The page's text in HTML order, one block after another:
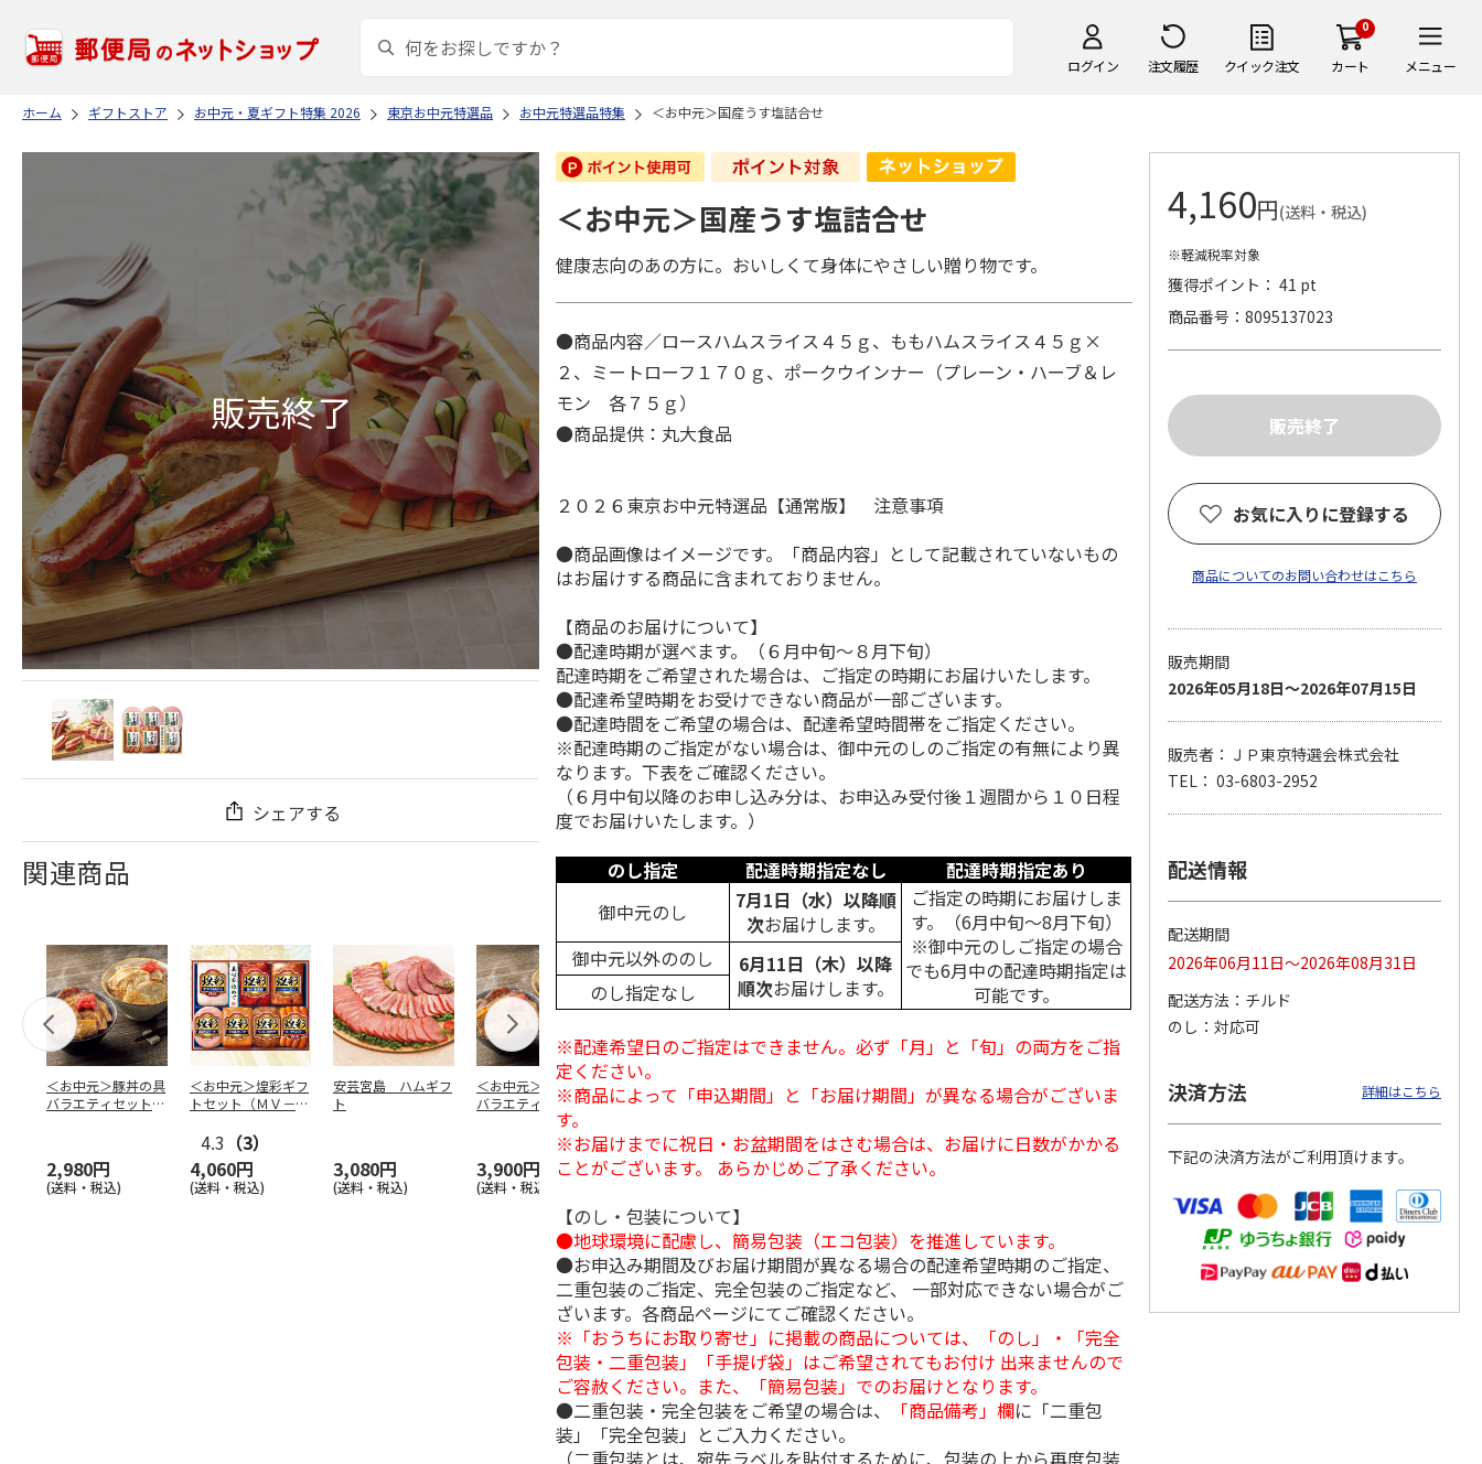
ログイン 注文履歴 クイック注文
0
カート メニュー
ホーム ギフトストア お中元・夏ギフト特集 2026 東京お中元特選品 お中元特選品特集 ＜お中元＞国産うす塩詰合せ
シェアする
関連商品
＜お中元＞豚丼の具
バラエティセット
2,980円
(送料・税込)
＜お中元＞煌彩ギフ
トセット（ＭＶ－５
4.3 （3）
4,060円
(送料・税込)
安芸宮島 ハムギフ
ト
3,080円
(送料・税込)
＜お中元＞豚丼の具
バラエティセット
3,900円
(送料・税込)
＜お中元＞【冷凍】
６種類のお肉ソムリ
5,980円
＜お中元＞やまがた
雪豚ロースみそ漬７
5.0（1）
3,780円
＜お中元＞モクモ
ク 原形ベーコンと
3,240円
【冷凍】北海道直送
北海道帯広の繁盛
＜お中元＞やまがた
雪豚ロースみそ漬７
０ｇ×５
3,240円
＜お中元＞＜帯広
豚丼一番＞特上豚丼
の具３種セット
4,980円
(送料・税込)
＜お中元＞国産うす塩詰合せ
健康志向のあの方に。おいしくて身体にやさしい贈り物です。
●商品内容／ロースハムスライス４５ｇ、ももハムスライス４５ｇ×
２、ミートローフ１７０ｇ、ポークウインナー（プレーン・ハーブ＆レ
モン 各７５ｇ）
●商品提供：丸大食品
２０２６東京お中元特選品【通常版】 注意事項
●商品画像はイメージです。「商品内容」として記載されていないもの
はお届けする商品に含まれておりません。
【商品のお届けについて】
●配達時期が選べます。（６月中旬～８月下旬）
配達時期をご希望された場合は、ご指定の時期にお届けいたします。
●配達希望時期をお受けできない商品が一部ございます。
●配達時間をご希望の場合は、配達希望時間帯をご指定ください。
※配達時期のご指定がない場合は、御中元のしのご指定の有無により異
なります。下表をご確認ください。
（６月中旬以降のお申し込み分は、お申込み受付後１週間から１０日程
度でお届けいたします。）
のし指定
配達時期指定なし
配達時期指定あり
御中元のし
7月1日（水）以降順
次お届けします。
ご指定の時期にお届けしま
す。（6月中旬～8月下旬）
※御中元のしご指定の場合
でも6月中の配達時期指定は
可能です。
御中元以外ののし
6月11日（木）以降
順次お届けします。
のし指定なし
※配達希望日のご指定はできません。必ず「月」と「旬」の両方をご指
定ください。
※商品によって「申込期間」と「お届け期間」が異なる場合がございま
す。
※お届けまでに祝日・お盆期間をはさむ場合は、お届けに日数がかかる
ことがございます。 あらかじめご了承ください。
【のし・包装について】
●地球環境に配慮し、簡易包装（エコ包装）を推進しています。
●お申込み期間及びお届け期間が異なる場合の配達希望時期のご指定、
二重包装のご指定、完全包装のご指定など、 一部対応できない場合がご
ざいます。各商品ページにてご確認ください。
※「おうちにお取り寄せ」に掲載の商品については、「のし」・「完全
包装・二重包装」「手提げ袋」はご希望されてもお付け 出来ませんので
ご容赦ください。また、「簡易包装」でのお届けとなります。
●二重包装・完全包装をご希望の場合は、
「商品備考」欄に「二重包
装」「完全包装」とご入力ください。
（二重包装とは、宛先ラベルを貼付するために、包装の上から再度包装
4,160円(送料・税込)
※軽減税率対象
獲得ポイント： 41 pt
商品番号
8095137023
お気に入りに登録する
商品についてのお問い合わせはこちら
販売期間
2026年05月18日～2026年07月15日
販売者：ＪＰ東京特選会株式会社
TEL： 03-6803-2952
配送情報
配送期間
2026年06月11日～2026年08月31日
配送方法
チルド
のし
対応可
決済方法 詳細はこちら
下記の決済方法がご利用頂けます。